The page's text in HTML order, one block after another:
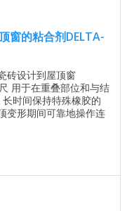
窗的粘合剂DELTA-
砖设计到屋顶窗
用于在重叠部位和与结
时间保持特殊橡胶的
变形期间可靠地操作连